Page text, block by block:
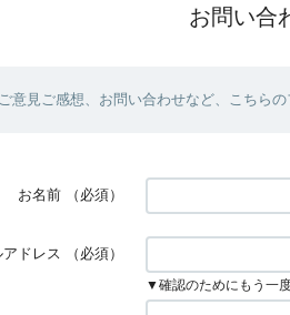
お問い合
意見ご感想、お問い合わせなど、こちら
お名前 （必須）
アドレス （必須）
▼確認のためにもう一